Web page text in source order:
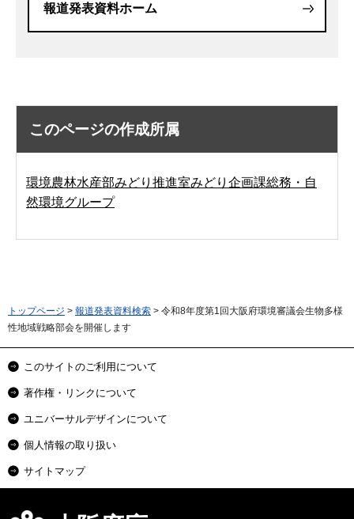
報道発表資料ホーム
このページの作成所属
環境農林水産部みどり推進室みどり企画課総務・自
然環境グループ
トップページ > 報道発表資料検索 > 令和8年度第1回大阪府環境審議会生物多様
性地域戦略部会を開催します
このサイトのご利用について
著作権・リンクについて
ユニバーサルデザインについて
個人情報の取り扱い
サイトマップ